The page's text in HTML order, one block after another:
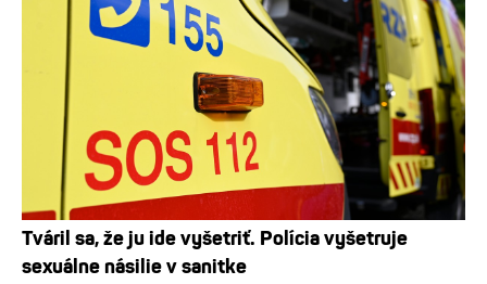
Tváril sa, že ju ide vyšetriť. Polícia vyšetruje
sexuálne násilie v sanitke